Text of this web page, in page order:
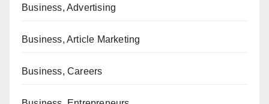
Business, Advertising
Business, Article Marketing
Business, Careers